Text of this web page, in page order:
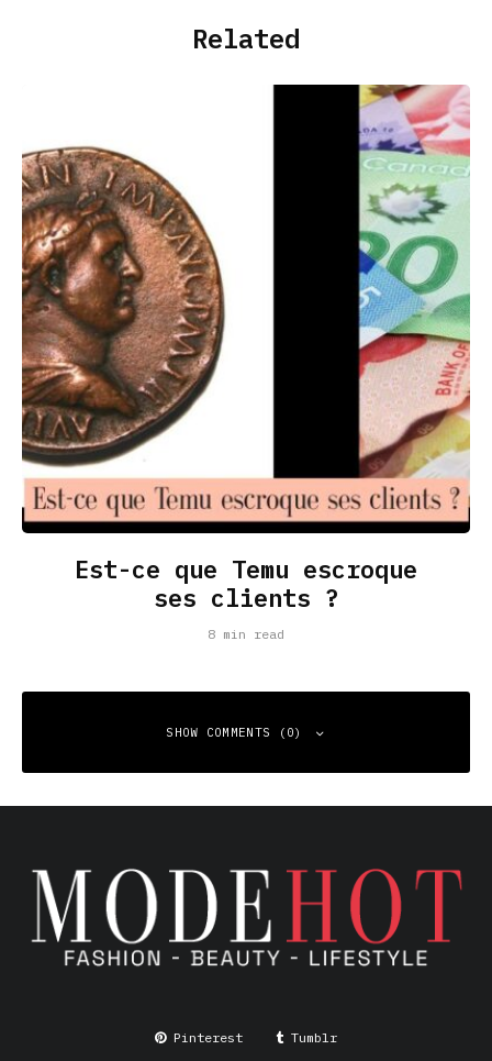
Related
Est-ce que Temu escroque
ses clients ?
8 min read
SHOW COMMENTS (0)
Your email address will not be published.
Required fields
are marked*
Comment*
Pinterest Tumblr